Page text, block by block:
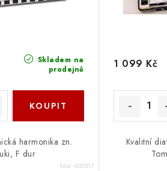
Skladem na
prodejně
harmonika zn.
F dur
Kód: 005517
1 099 Kč
Kvalitní